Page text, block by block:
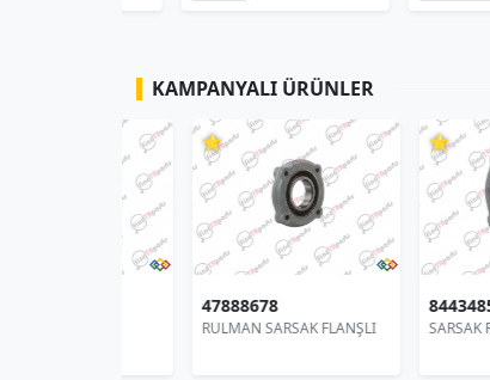
KAMPANYALI ÜRÜNLER
⭐
47888678
RULMAN SARSAK FLANŞLI
⭐
84434854
SARSAK RULMANI